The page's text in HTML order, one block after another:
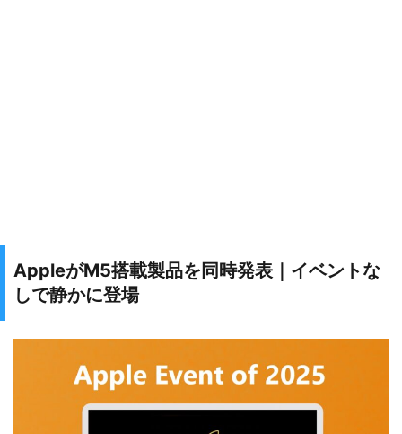
AppleがM5搭載製品を同時発表｜イベントな
しで静かに登場